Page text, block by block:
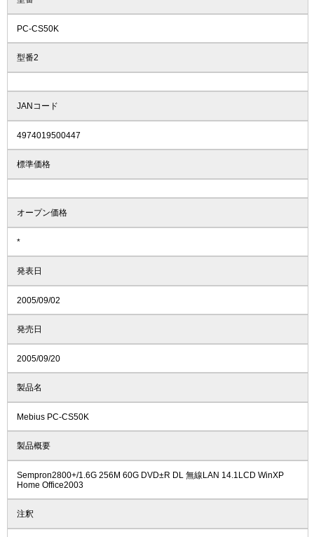
PC-CS50K
型番2
JANコード
4974019500447
標準価格
オープン価格
*
発表日
2005/09/02
発売日
2005/09/20
製品名
Mebius PC-CS50K
製品概要
Sempron2800+/1.6G 256M 60G DVD±R DL 無線LAN 14.1LCD WinXP
Home Office2003
注釈